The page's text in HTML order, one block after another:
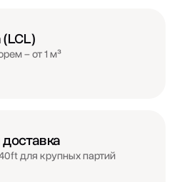
– от 1 м³
для крупных партий